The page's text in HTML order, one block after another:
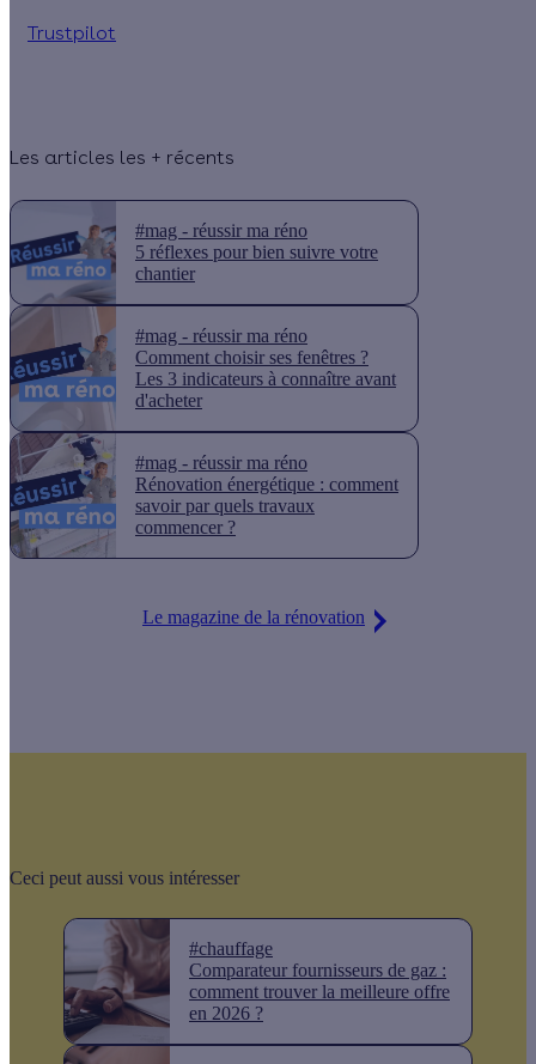
Trustpilot
Les articles les + récents
#mag - réussir ma réno
5 réflexes pour bien suivre votre
chantier
#mag - réussir ma réno
Comment choisir ses fenêtres ?
Les 3 indicateurs à connaître avant
d'acheter
#mag - réussir ma réno
Rénovation énergétique : comment
savoir par quels travaux
commencer ?
Le magazine de la rénovation
Ceci peut aussi vous intéresser
#chauffage
Comparateur fournisseurs de gaz :
comment trouver la meilleure offre
en 2026 ?